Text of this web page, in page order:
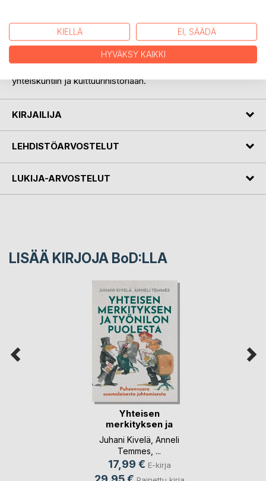
vanhat peltilelut avaavat mielenkiintoisen maailman
menneeseen ja lähihistoriaan.
yhteiskuntiin ja kulttuurihistoriaan.
KIRJAILIJA
LEHDISTÖARVOSTELUT
LUKIJA-ARVOSTELUT
LISÄÄ KIRJOJA BoD:LLA
Yhteisen
merkityksen ja
työnilon p(...)
Juhani Kivelä Anneli
Temmes , ...
17,99 € E-kirja
KIELLÄ EI, SÄÄDÄ
HYVÄKSY KAIKKI